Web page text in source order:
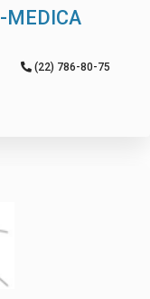
MEDICA
(22) 786-80-75